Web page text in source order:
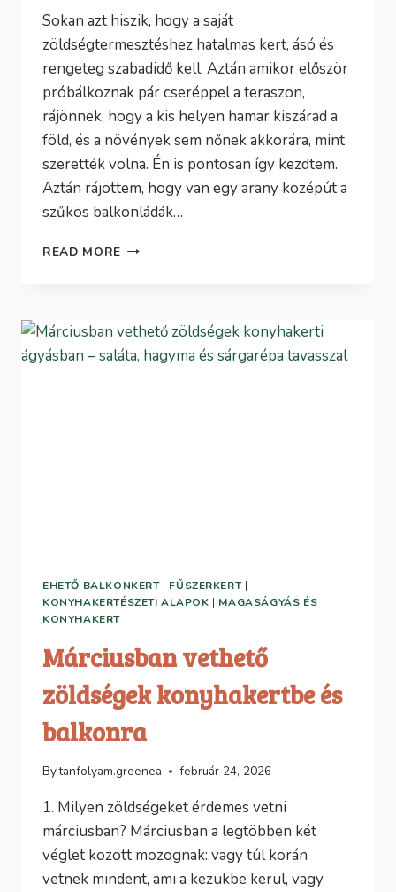
Sokan azt hiszik, hogy a saját
zöldségtermesztéshez hatalmas kert, ásó és
rengeteg szabadidő kell. Aztán amikor először
próbálkoznak pár cseréppel a teraszon,
rájönnek, hogy a kis helyen hamar kiszárad a
föld, és a növények sem nőnek akkorára, mint
szerették volna. Én is pontosan így kezdtem.
Aztán rájöttem, hogy van egy arany középút a
szűkös balkonládák…
READ MORE AZ
EMELT
ÁGYÁS
–
EHETŐ BALKONKERT| FŰSZERKERT|
KONYHAKERTÉSZETI ALAPOK | MAGASÁGYÁS ÉS
KONYHAKERT
Márciusban vethető
zöldségek konyhakertbe és
balkonra
Bytanfolyam.greenea február 24, 2026
1. Milyen zöldségeket érdemes vetni
márciusban? Márciusban a legtöbben két
véglet között mozognak: vagy túl korán
vetnek mindent, ami a kezükbe kerül, vagy